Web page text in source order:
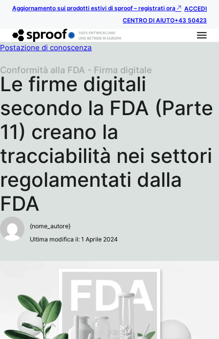
Aggiornamento sui prodotti estivi di sproof – registrati ora
ACCEDI
CENTRO DI AIUTO+43 50423
Postazione di conoscenza
Le firme digitali
secondo la FDA (Parte
11) creano la
tracciabilità nei settori
regolamentati dalla
FDA
Conformità alla FDA - Firma digitale
{nome_autore}
Ultima modifica il: 1 Aprile 2024